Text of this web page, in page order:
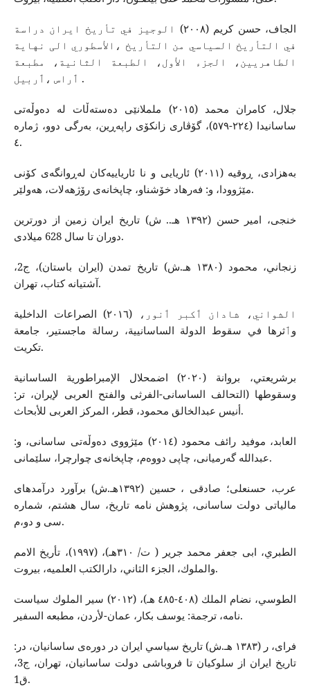
الجاف، حسن کریم (۲۰۰۸) الوجیز في تأریخ ایران دراسة
في التأریخ السیاسي من التأریخ ،الأسطوري الی نهایة
الطاهریین، الجزء الأول، الطبعة الثانیة، مطبعة
ٲراس ،ٲربیل .
جلال، کامران محمد (٢٠١٥) ململانێی دەستەڵات لە دەوڵەتی
ساسانیدا (٢٢٤-٥٧٩)، گۆڤاری زانکۆی راپەڕین، بەرگی دوو، ژمارە
٤.
به‌هزادی، ڕوقیه‌ (٢٠١١) ئاریایی و نا ئاریاییه‌كان له‌ڕوانگه‌ی كۆنی
مێژوودا، و: فه‌رهاد خۆشناو، چاپخانه‌ی رۆژهه‌لات، هه‌ولێر.
خنجى، امير حسن (١٣٩٢ هـ.. ش) تاريخ ايران زمين از دورترين
دوران تا سال 628 ميلادى.
زنجاني، محمود (١٣٨٠ هـ.ش) تاريخ تمدن (ايران باستان)، ج2،
آشتيانه كتاب، تهران.
الشواني، شادان ٲكبر ٲنور، (٢٠١٦) الصراعات الداخلیة
وٲثرها في سقوط الدولة الساسانییة، رسالة ماجستیر، جامعة
تكریت.
برشریعتي، بروانة (٢٠٢٠) اضمحلال الإمبراطورية الساسانیة
وسقوطها (التحالف الساسانی-الفرثی والفتح العربی لإیران، تر:
أنیس عبدالخالق محمود، قطر، المرکز العربی للأبحاث.
العابد، موفید رائف محمود (٢٠١٤) مێژووی دەوڵەتی ساسانی، و:
عبدالله گەرمیانی، چاپی دووەم، چاپخانەی چوارچرا، سلێمانی.
عرب، حسنعلی؛ صادقی ، حسین (١٣٩٢هـ.ش) برآورد درآمدهای
مالیاتی دولت ساسانی، پژوهش نامه تاریخ، سال هشتم، شماره
سی و دو،م.
الطبري، ابی جعفر محمد جریر ( ت/ ۳۱۰هـ)، (١٩٩٧)، تأریخ الامم
والملوك، الجزء الثاني، دارالكتب العلمیه‌، بیروت.
الطوسي، نضام الملك (٤٠٨-٤٨٥ هـ)، (٢٠١٢) سير الملوك سیاست
نامە، ترجمة: یوسف بكار، عمان-لأردن، مطبعە السفیر.
فراى، ر (١٣٨٣ هـ.ش) تاريخ سياسي ايران در دورەى ساسانيان، در:
تاريخ ايران از سلوكيان تا فروباشى دولت ساسانيان، تهران، ج3،
ق1.